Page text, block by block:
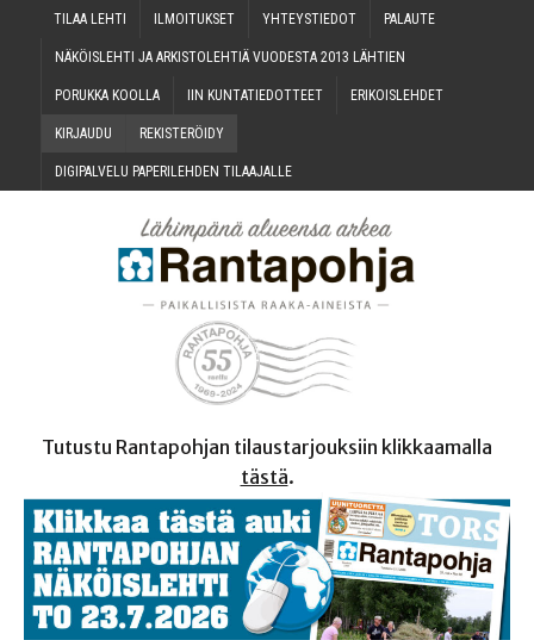
TILAA LEH­TI ILMOI­TUK­SET YHTEYS­TIE­DOT PALAU­TE
NÄKÖIS­LEH­TI JA ARKIS­TO­LEH­TIÄ VUO­DES­TA 2013 LÄHTIEN
PORUK­KA KOOLLA IIN KUN­TA­TIE­DOT­TEET ERI­KOIS­LEH­DET
KIR­JAU­DU REKIS­TE­RÖI­DY
DIGI­PAL­VE­LU PAPE­RI­LEH­DEN TILAAJALLE
Tutustu Rantapohjan tilaustarjouksiin klikkaamalla
tästä.